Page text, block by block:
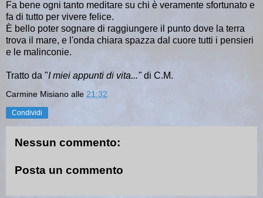
Fa bene ogni tanto meditare su chi è veramente sfortunato e
fa di tutto per vivere felice.
È bello poter sognare di raggiungere il punto dove la terra
trova il mare, e l'onda chiara spazza dal cuore tutti i pensieri
e le malinconie.
Tratto da "I miei appunti di vita..."di C.M.
Carmine Misiano alle 21:32
Condividi
Nessun commento:
Posta un commento